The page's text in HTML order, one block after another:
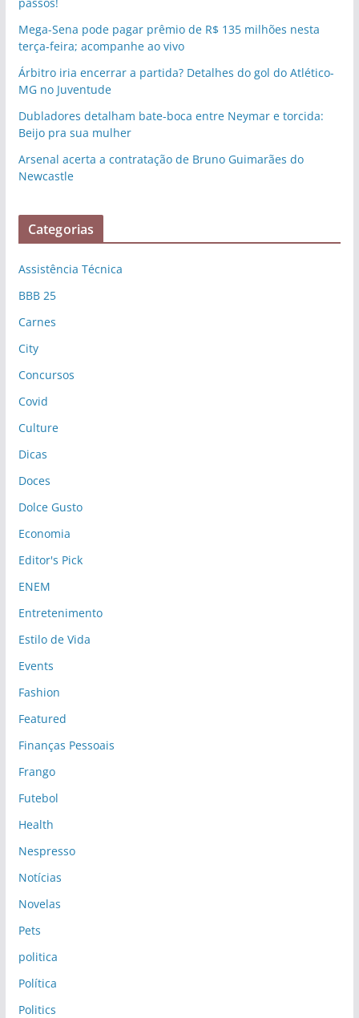
Mega-Sena pode pagar prêmio de R$ 135 milhões nesta
terça-feira; acompanhe ao vivo
Árbitro iria encerrar a partida? Detalhes do gol do Atlético-
MG no Juventude
Dubladores detalham bate-boca entre Neymar e torcida:
Beijo pra sua mulher
Arsenal acerta a contratação de Bruno Guimarães do
Newcastle
Categorias
Assistência Técnica
BBB 25
Carnes
City
Concursos
Covid
Culture
Dicas
Doces
Dolce Gusto
Economia
Editor's Pick
ENEM
Entretenimento
Estilo de Vida
Events
Fashion
Featured
Finanças Pessoais
Frango
Futebol
Health
Nespresso
Notícias
Novelas
Pets
politica
Política
Politics